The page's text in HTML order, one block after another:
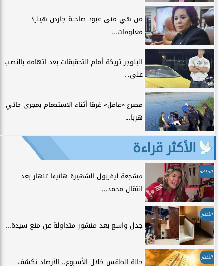
من هي منى عبود صاحبة جاردن هيلز؟
معلومات...
البلوجر تريكة أمام التحقيقات بعد اتهامه بالنصب
على...
مصرع «عامل» غرقا أثناء الاستحمام بمجرى مائي
هربا...
الأكثر قراءة
الرياضة
مشجعة ليفربول الشهيرة هانيفا تنهار بعد
انتقال محمد...
الأخبار
جدل واسع بعد منشور متداولة عن منع سيدة...
الأخبار
حالة الطقس خلال الأسبوع.. الأرصاد تكشف